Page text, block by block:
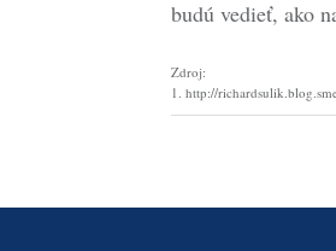
budú vedieť, ako
Zdroj:
1. http://